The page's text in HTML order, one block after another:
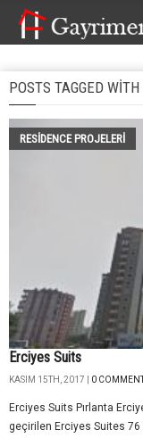
POSTS TAGGED
RESIDENCE PROJELERI
Erciyes Suits
KASIM 15TH, 2017 | 0
Erciyes Suits Pırlanta
geçirilen Erciyes Suites